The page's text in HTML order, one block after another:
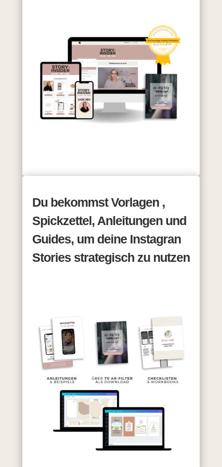
Du bekommst Vorlagen ,
Spickzettel, Anleitungen und
Guides, um deine Instagran
Stories strategisch zu nutzen